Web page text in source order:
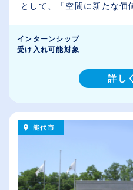
として、「空間に新たな価
インターンシップ
受け入れ可能対象
詳し
能代市